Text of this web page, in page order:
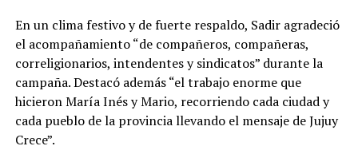
En un clima festivo y de fuerte respaldo, Sadir agradeció
el acompañamiento “de compañeros, compañeras,
correligionarios, intendentes y sindicatos” durante la
campaña. Destacó además “el trabajo enorme que
hicieron María Inés y Mario, recorriendo cada ciudad y
cada pueblo de la provincia llevando el mensaje de Jujuy
Crece”.